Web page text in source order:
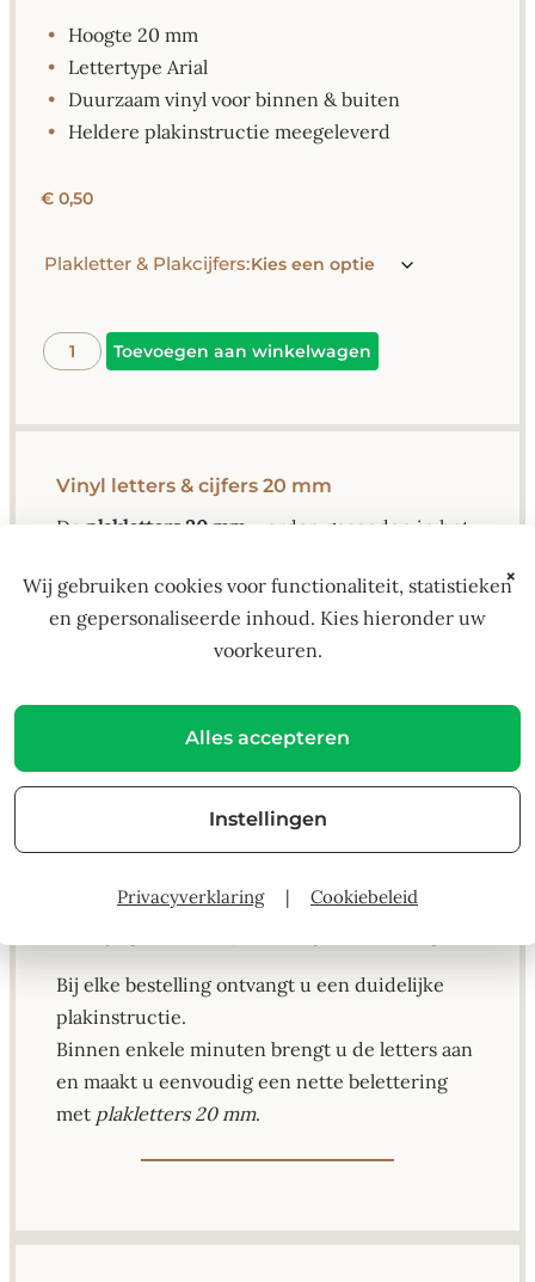
• Hoogte 20 mm
• Lettertype Arial
• Duurzaam vinyl voor binnen & buiten
• Heldere plakinstructie meegeleverd
€ 0,50
Plakletter & Plakcijfers:
Toevoegen aan winkelwagen
Vinyl letters & cijfers 20 mm
De plakletters 20 mm worden gesneden in het
Dit heldere en goed leesbare font heeft een
strakke uitstraling en werkt prettig voor
etiketten, kleine borden en
in gebruik, zowel binnen als buiten.
U stelt zelf de tekst, kleur en aantallen samen.
letters bij uiteenlopende toepassingen, van
Bij elke bestelling ontvangt u een duidelijke
plakinstructie.
Binnen enkele minuten brengt u de letters aan
en maakt u eenvoudig een nette belettering
met plakletters 20 mm.
×
Wij gebruiken cookies voor functionaliteit, statistieken
en gepersonaliseerde inhoud. Kies hieronder uw
voorkeuren.
Alles accepteren
Instellingen
Privacyverklaring | Cookiebeleid